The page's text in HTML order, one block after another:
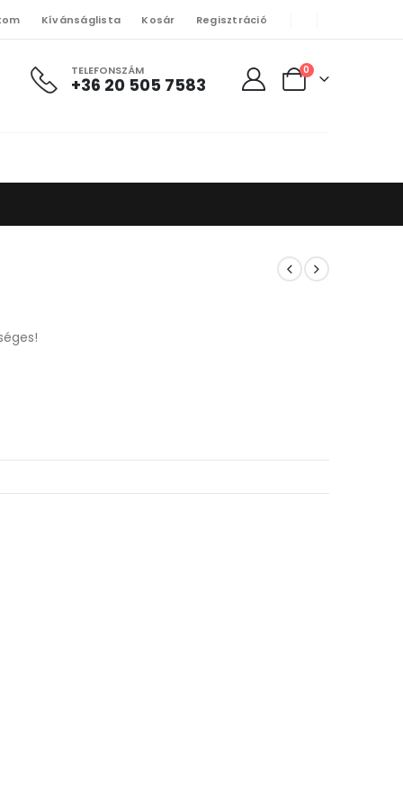
Kívánságlista Kosár Regisztráció
TELEFONSZÁM
+36 20 505 7583
0